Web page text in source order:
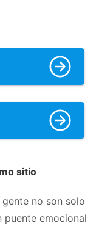
sitio
no son solo
puente emocional